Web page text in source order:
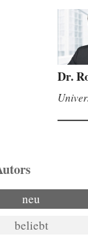
Dr.
neu
beliebt